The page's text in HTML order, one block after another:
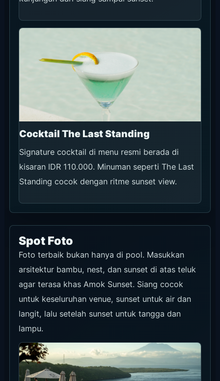
Cocktail The Last Standing
Signature cocktail di menu resmi berada di
kisaran IDR 110.000. Minuman seperti The Last
Standing cocok dengan ritme sunset view.
Spot Foto
Foto terbaik bukan hanya di pool. Masukkan
arsitektur bambu, nest, dan sunset di atas teluk
agar terasa khas Amok Sunset. Siang cocok
untuk keseluruhan venue, sunset untuk air dan
langit, lalu setelah sunset untuk tangga dan
lampu.